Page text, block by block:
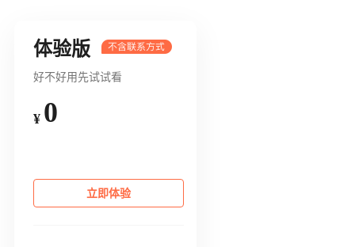
体验版
好不好用先试试看
¥ 0
立即体验